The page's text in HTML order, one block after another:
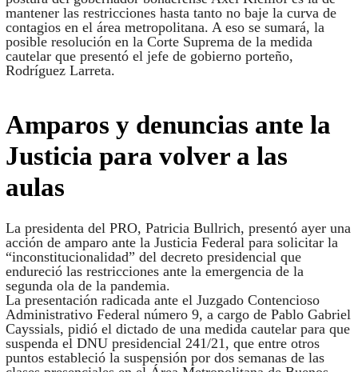
mantener las restricciones hasta tanto no baje la curva de
contagios en el área metropolitana. A eso se sumará, la
posible resolución en la Corte Suprema de la medida
cautelar que presentó el jefe de gobierno porteño,
Rodríguez Larreta.
Amparos y denuncias ante la
Justicia para volver a las
aulas
La presidenta del PRO, Patricia Bullrich, presentó ayer una
acción de amparo ante la Justicia Federal para solicitar la
“inconstitucionalidad” del decreto presidencial que
endureció las restricciones ante la emergencia de la
segunda ola de la pandemia.
La presentación radicada ante el Juzgado Contencioso
Administrativo Federal número 9, a cargo de Pablo Gabriel
Cayssials, pidió el dictado de una medida cautelar para que
suspenda el DNU presidencial 241/21, que entre otros
puntos estableció la suspensión por dos semanas de las